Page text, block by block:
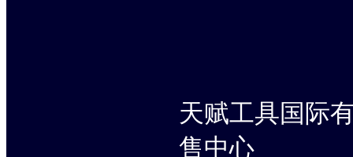
天赋工具国际
售中心